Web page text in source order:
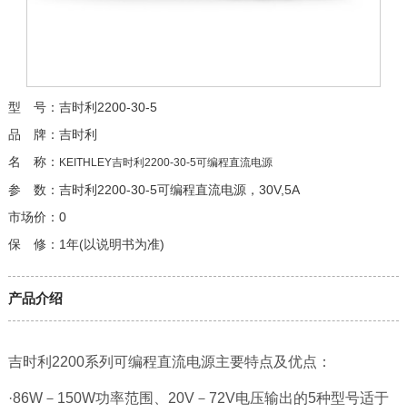
型 号：吉时利2200-30-5
品 牌：吉时利
名 称： KEITHLEY吉时利2200-30-5可编程直流电源
参 数：吉时利2200-30-5可编程直流电源，30V,5A
市场价：0
保 修：1年(以说明书为准)
产品介绍
吉时利2200系列可编程直流电源主要特点及优点：
·86W－150W功率范围、20V－72V电压输出的5种型号适于